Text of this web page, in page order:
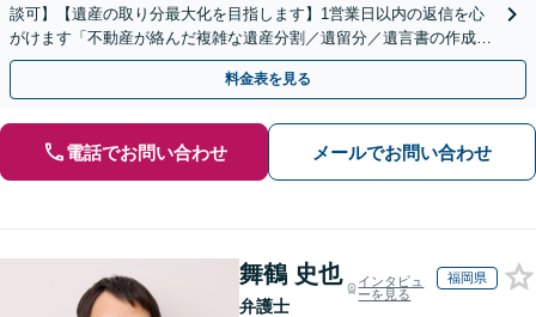
談可】【遺産の取り分最大化を目指します】1営業日以内の返信を心
がけます「不動産が絡んだ複雑な遺産分割／遺留分／遺言書の作成・
執行／事業承継など、お任せください」【休日相談あり】
料金表を見る
電話でお問い合わせ メールでお問い合わせ
舞鶴 史也
弁護士
インタビュ
ーを見る
福岡県